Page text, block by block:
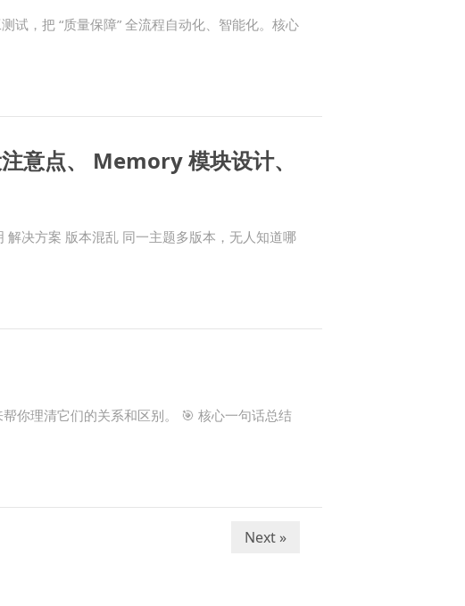
试，把 “质量保障” 全流程自动化、智能化。核心
意点、 Memory 模块设计、
决方案 版本混乱 同一主题多版本，无人知道哪
你理清它们的关系和区别。 🎯 核心一句话总结
Next »